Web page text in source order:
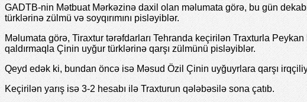
GADTB-nin Mətbuat Mərkəzinə daxil olan məlumata görə, bu gün
türklərinə zülmü və soyqırımını pisləyiblər.
Məlumata görə, Tiraxtur tərəfdarları Tehranda keçirilən Traxturla Peykan
qaldırmaqla Çinin uyğur türklərinə qarşı zülmünü pisləyiblər.
Qeyd edək ki, bundan öncə isə Məsud Özil Çinin uyğuyrlara qarşı
Keçirilən yarış isə 3-2 hesabı ilə Traxturun qələbəsilə sona çatıb.